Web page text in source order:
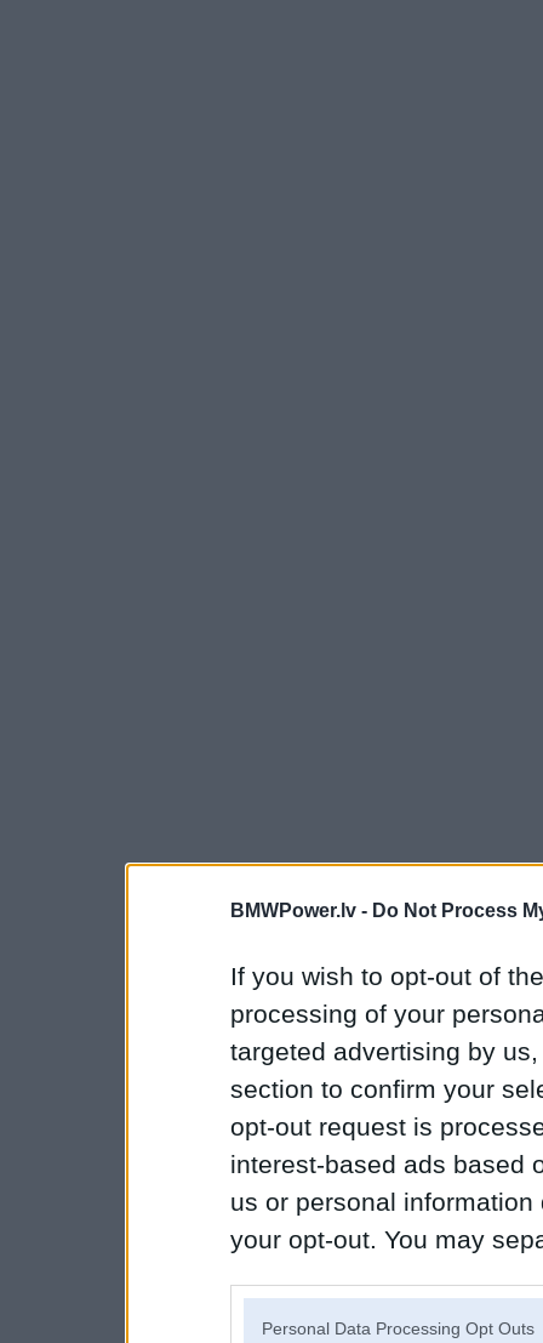
BMWPower.lv - Do Not Process
If you wish to opt-out of
processing of your
targeted advertising by
section to confirm your
opt-out request is
interest-based ads based
us or personal
your opt-out. You may
Personal Data Processing Opt Outs